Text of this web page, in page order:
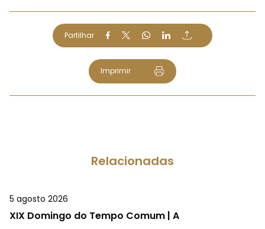
Partilhar
Imprimir
Relacionadas
5 agosto 2026
XIX Domingo do Tempo Comum | A